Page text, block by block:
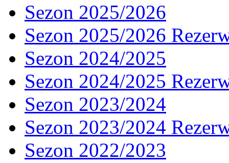
Sezon 2025/2026
Sezon 2025/2026
Sezon 2024/2025
Sezon 2024/2025
Sezon 2023/2024
Sezon 2023/2024
Sezon 2022/2023